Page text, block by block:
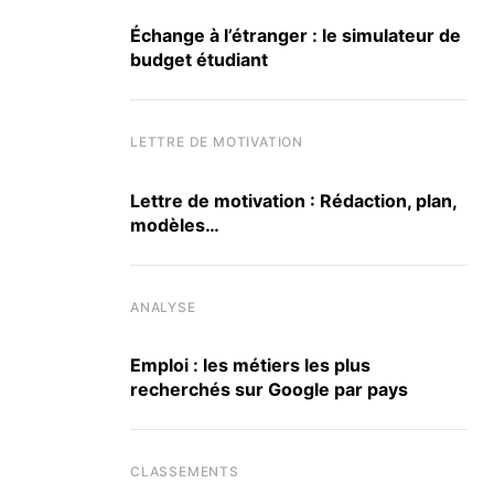
20 OCTOBRE 2025
Échange à l’étranger : le simulateur de
budget étudiant
LETTRE DE MOTIVATION
Lettre de motivation : Rédaction, plan,
modèles…
ANALYSE
Emploi : les métiers les plus
recherchés sur Google par pays
CLASSEMENTS